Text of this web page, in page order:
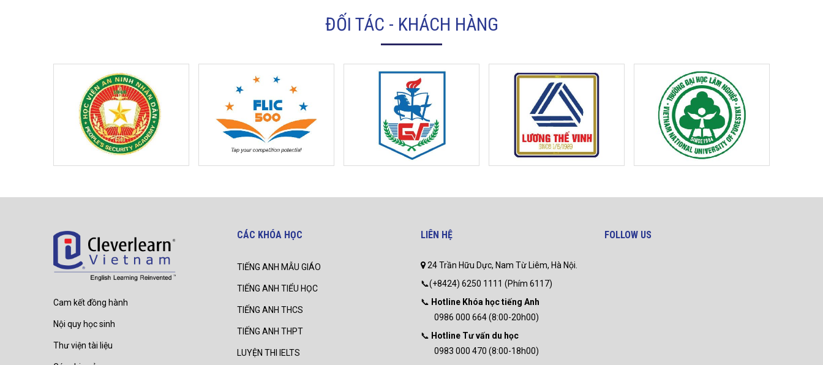
ĐỐI TÁC - KHÁCH HÀNG
Cam kết đồng hành
Nội quy học sinh
Thư viện tài liệu
CÁC KHÓA HỌC
TIẾNG ANH MẪU GIÁO
TIẾNG ANH TIỂU HỌC
TIẾNG ANH THCS
TIẾNG ANH THPT
LUYỆN THI IELTS
LIÊN HỆ
24 Trần Hữu Dực, Nam Từ Liêm, Hà Nội.
📞(+8424) 6250 1111 (Phím 6117)
📞 Hotline Khóa học tiếng Anh
0986 000 664 (8:00-20h00)
📞 Hotline Tư vấn du học
0983 000 470 (8:00-18h00)
FOLLOW US